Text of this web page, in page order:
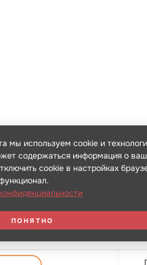
мы используем cookie и
содержаться информация о
cookie в настройках
ПОНЯТНО